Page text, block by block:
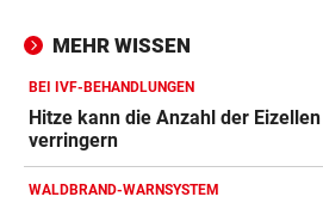
Benko-Villa als Luxushotel?
sagt die Stadt
„KEIN VERTRAUEN MEHR“ vor
MEHR WISSEN
BEI IVF-BEHANDLUNGEN
Hitze kann die Anzahl der Eizellen
verringern
WALDBRAND-WARNSYSTEM